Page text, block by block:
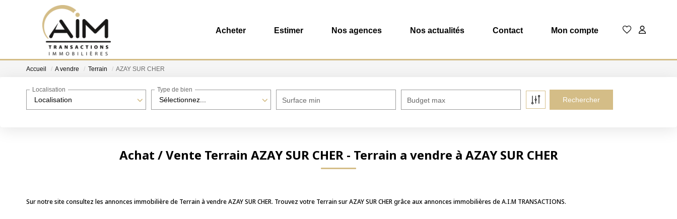
Acheter Estimer Nos agences Nos actualités Contact Mon compte
Accueil A vendre Terrain AZAY SUR CHER
Localisation
Localisation
Sélectionnez...
Type de bien
Surface min Budget max
Achat / Vente Terrain AZAY SUR CHER - Terrain a vendre à AZAY SUR CHER
Sur notre site consultez les annonces immobilière de Terrain à vendre AZAY SUR CHER. Trouvez votre Terrain sur AZAY SUR CHER grâce aux annonces immobilières de A.I.M TRANSACTIONS.